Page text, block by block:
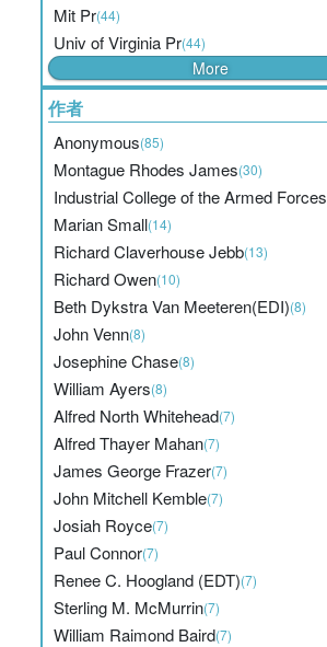
Mit Pr(44)
Univ of Virginia Pr(44)
More
作者
Anonymous(85)
Montague Rhodes James(30)
Industrial College of the Armed Forces
Marian Small(14)
Richard Claverhouse Jebb(13)
Richard Owen(10)
Beth Dykstra Van Meeteren(EDI)(8)
John Venn(8)
Josephine Chase(8)
William Ayers(8)
Alfred North Whitehead(7)
Alfred Thayer Mahan(7)
James George Frazer(7)
John Mitchell Kemble(7)
Josiah Royce(7)
Paul Connor(7)
Renee C. Hoogland (EDT)(7)
Sterling M. McMurrin(7)
William Raimond Baird(7)